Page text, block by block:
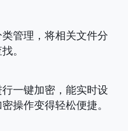
管理，将相关文件分
。
一键加密，能实时设
操作变得轻松便捷。